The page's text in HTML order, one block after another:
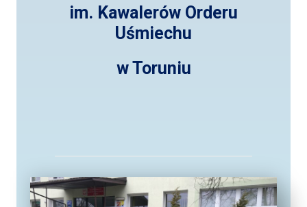
im. Kawalerów Orderu
Uśmiechu
w Toruniu